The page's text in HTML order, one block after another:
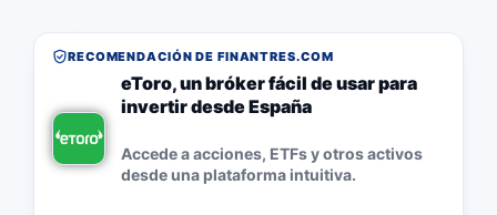
RECOMENDACIÓN DE FINANTRES.COM
eToro, un bróker fácil de usar para
invertir desde España
Accede a acciones, ETFs y otros activos
desde una plataforma intuitiva.